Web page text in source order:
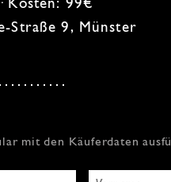
Straße 9, Münster
mit den Käuferdaten